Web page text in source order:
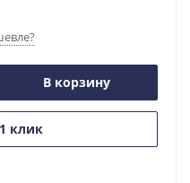
В корзину
клик